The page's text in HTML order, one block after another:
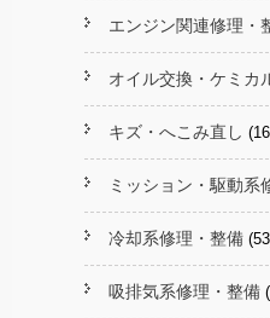
エンジン関連修理・
オイル交換・ケミカ
キズ・へこみ直し
ミッション・駆動系
冷却系修理・整備
吸排気系修理・整備